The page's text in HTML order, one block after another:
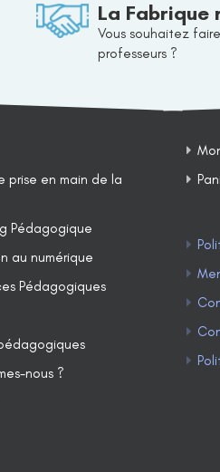
La Fabrique
Vous souhaitez
professeurs ?
prise en main de la
Pédagogique
au numérique
Pédagogiques
nous ?